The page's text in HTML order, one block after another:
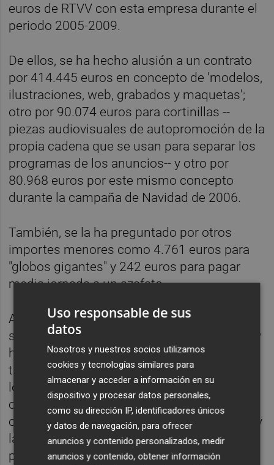
euros de RTVV con esta empresa durante el
periodo 2005-2009.
De ellos, se ha hecho alusión a un contrato
por 414.445 euros en concepto de 'modelos,
ilustraciones, web, grabados y maquetas';
otro por 90.074 euros para cortinillas --
piezas audiovisuales de autopromoción de la
propia cadena que se usan para separar los
programas de los anuncios-- y otro por
80.968 euros por este mismo concepto
durante la campaña de Navidad de 2006.
También, se la ha preguntado por otros
importes menores como 4.761 euros para
"globos gigantes" y 242 euros para pagar
media jornada a un azafato.
Al respecto, el exdirector de RTVV ha
señalado que no recordaba esos contratos y
ha remarcado que con Crespo Gomar "no
tenía relación" ni "conocía a esta empresa" y
lo único que recordaba fue que "se hizo una
campaña de ideas para renovar la imagen
corporativa de RTVV --tanto Canal 9, Punt 2 y
la radio-- y una serie de empresas se
presentaron y salió Crespo Gomar como
Uso responsable de sus
datos
Nosotros y nuestros socios utilizamos
cookies y tecnologías similares para
almacenar y acceder a información en su
dispositivo y procesar datos personales,
como su dirección IP, identificadores únicos
y datos de navegación, para ofrecer
anuncios y contenido personalizados, medir
anuncios y contenido, obtener información